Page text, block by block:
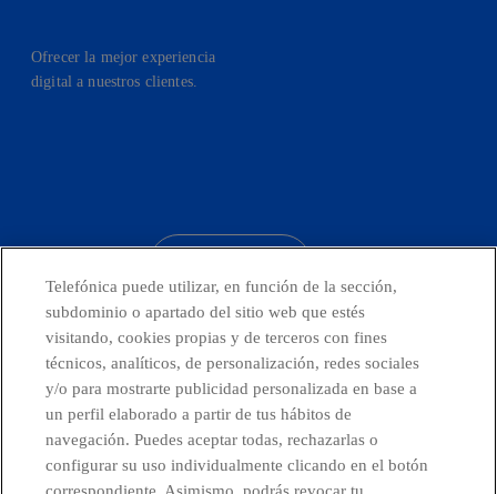
Ofrecer la mejor experiencia
digital a nuestros clientes.
Países y Unidades emergentes
Canal de Denuncias
Telefónica puede utilizar, en función de la sección,
subdominio o apartado del sitio web que estés
visitando, cookies propias y de terceros con fines
técnicos, analíticos, de personalización, redes sociales
y/o para mostrarte publicidad personalizada en base a
un perfil elaborado a partir de tus hábitos de
navegación. Puedes aceptar todas, rechazarlas o
configurar su uso individualmente clicando en el botón